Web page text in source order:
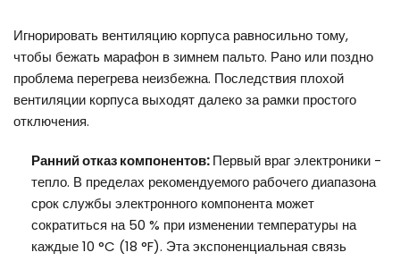
Игнорировать вентиляцию корпуса равносильно тому,
чтобы бежать марафон в зимнем пальто. Рано или поздно
проблема перегрева неизбежна. Последствия плохой
вентиляции корпуса выходят далеко за рамки простого
отключения.
Ранний отказ компонентов:Первый враг электроники -
тепло. В пределах рекомендуемого рабочего диапазона
срок службы электронного компонента может
сократиться на 50 % при изменении температуры на
каждые 10 °C (18 °F). Эта экспоненциальная связь